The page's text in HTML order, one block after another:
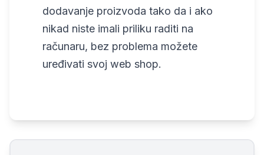
dodavanje proizvoda tako da i ako
nikad niste imali priliku raditi na
računaru, bez problema možete
uređivati svoj web shop.